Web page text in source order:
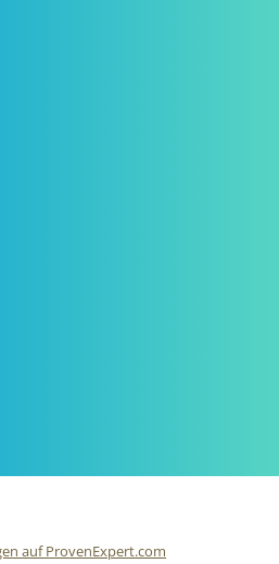
auf ProvenExpert.com